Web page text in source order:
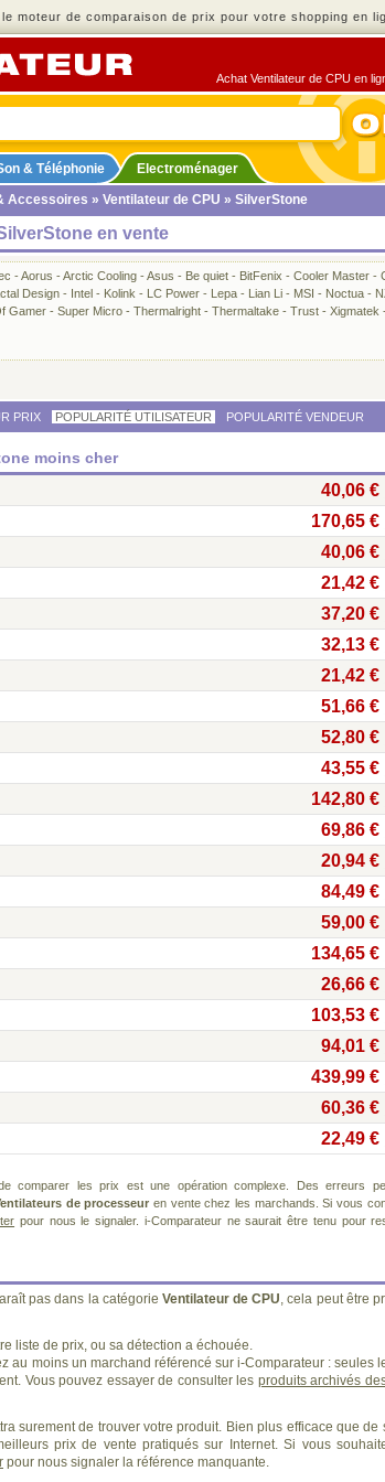
moteur de comparaison de prix pour votre shopping en
Achat Ventilateur de CPU en
& Téléphonie
Electroménager
Accessoires » Ventilateur de CPU » SilverStone
en vente
-Aorus -Arctic Cooling -Asus - Be quiet - BitFenix - Cooler Master -
Design - Intel - Kolink - LC Power - Lepa - Lian Li - MSI - Noctua -
Gamer - Super Micro - Thermalright - Thermaltake - Trust - Xigmatek
PRIX POPULARITÉ UTILISATEUR POPULARITÉ VENDEUR
moins cher
40,06 €
170,65 €
40,06 €
21,42 €
37,20 €
32,13 €
21,42 €
51,66 €
52,80 €
43,55 €
142,80 €
69,86 €
20,94 €
84,49 €
59,00 €
134,65 €
26,66 €
103,53 €
94,01 €
439,99 €
60,36 €
22,49 €
comparer les prix est une opération complexe. Des erreurs
de processeur en vente chez les marchands. Si vous
pour nous le signaler. i-Comparateur ne saurait être tenu pour
pas dans la catégorie Ventilateur de CPU, cela peut être
liste de prix, ou sa détection a échouée.
au moins un marchand référencé sur i-Comparateur : seules
Vous pouvez essayer de consulter les produits archivés
surement de trouver votre produit. Bien plus efficace que de
prix de vente pratiqués sur Internet. Si vous
pour nous signaler la référence manquante.